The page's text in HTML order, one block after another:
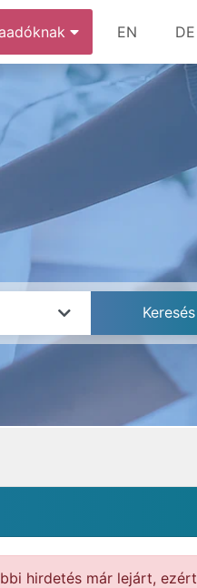
EN DE
hirdetés már lejárt, ezért